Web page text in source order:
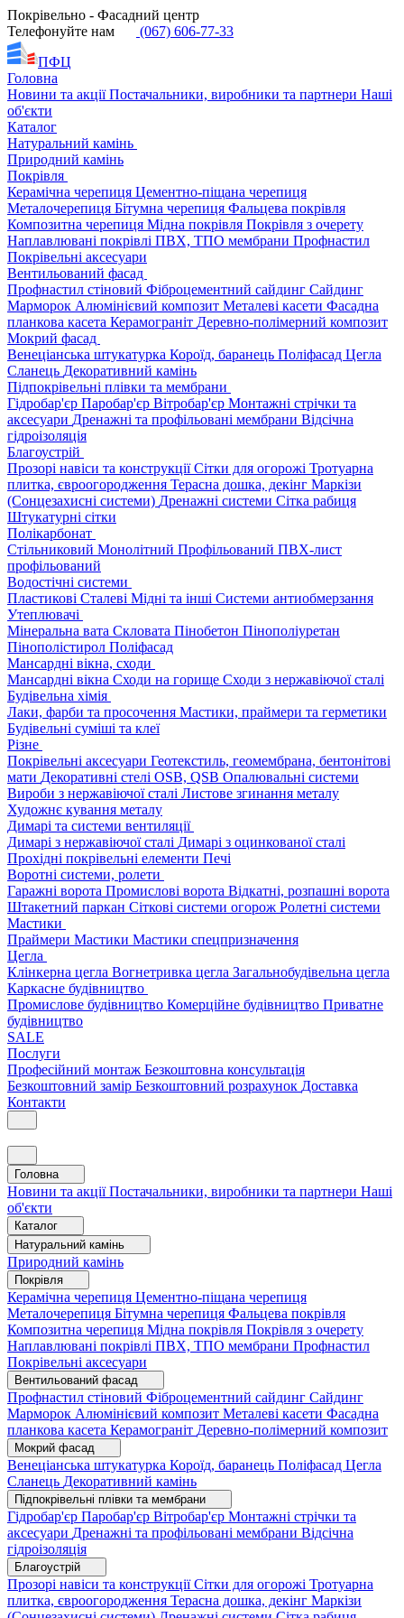
Покрівельно - Фасадний центр
Телефонуйте нам
(067) 606-77-33
ПФЦ
Головна
Новини та акціїПостачальники, виробники та партнери Наші
об'єкти
Каталог
Натуральний камінь
Природний камінь
Покрівля
Керамічна черепиця Цементно-піщана черепиця
Металочерепиця Бітумна черепиця Фальцева покрівля
Композитна черепиця Мідна покрівля Покрівля з очерету
Наплавлювані покрівлі ПВХ, ТПО мембрани Профнастил
Покрівельні аксесуари
Вентильований фасад
Профнастил стіновий Фіброцементний сайдинг Сайдинг
Марморок Алюмінієвий композит Металеві касети Фасадна
планкова касета Керамограніт Деревно-полімерний композит
Мокрий фасад
Венеціанська штукатурка Короїд, баранець Поліфасад Цегла
Сланець Декоративний камінь
Підпокрівельні плівки та мембрани
Гідробар'єр Паробар'єр Вітробар'єр Монтажні стрічки та
аксесуари Дренажні та профільовані мембрани Відсічна
гідроізоляція
Благоустрій
Прозорі навіси та конструкціїСітки для огорожі Тротуарна
плитка, євроогородження Терасна дошка, декінг Маркізи
(Сонцезахисні системи) Дренажні системи Сітка рабиця
Штукатурні сітки
Полікарбонат
Стільниковий Монолітний Профільований ПВХ-лист
профільований
Водостічні системи
Пластикові Сталеві Мідні та інші Системи антиобмерзання
Утеплювачі
Мінеральна вата Скловата Пінобетон Пінополіуретан
Пінополістирол Поліфасад
Мансардні вікна, сходи
Мансардні вікна Сходи на горище Сходи з нержавіючої сталі
Будівельна хімія
Лаки, фарби та просочення Мастики, праймери та герметики
Будівельні суміші та клеї
Різне
Покрівельні аксесуари Геотекстиль, геомембрана, бентонітові
мати Декоративні стелі OSB, QSB Опалювальні системи
Вироби з нержавіючої сталі Листове згинання металу
Художнє кування металу
Димарі та системи вентиляції
Димарі з нержавіючої сталі Димарі з оцинкованої сталі
Прохідні покрівельні елементи Печі
Воротні системи, ролети
Гаражні ворота Промислові ворота Відкатні, розпашні ворота
Штакетний паркан Сіткові системи огорож Ролетні системи
Мастики
Праймери Мастики Мастики спецпризначення
Цегла
Клінкерна цегла Вогнетривка цегла Загальнобудівельна цегла
Каркасне будівництво
Промислове будівництво Комерційне будівництво Приватне
будівництво
SALE
Послуги
Професійний монтаж Безкоштовна консультація
Безкоштовний замір Безкоштовний розрахунок Доставка
Контакти
Головна
Новини та акціїПостачальники, виробники та партнери Наші
об'єкти
Каталог
Натуральний камінь
Природний камінь
Покрівля
Керамічна черепиця Цементно-піщана черепиця
Металочерепиця Бітумна черепиця Фальцева покрівля
Композитна черепиця Мідна покрівля Покрівля з очерету
Наплавлювані покрівлі ПВХ, ТПО мембрани Профнастил
Покрівельні аксесуари
Вентильований фасад
Профнастил стіновий Фіброцементний сайдинг Сайдинг
Марморок Алюмінієвий композит Металеві касети Фасадна
планкова касета Керамограніт Деревно-полімерний композит
Мокрий фасад
Венеціанська штукатурка Короїд, баранець Поліфасад Цегла
Сланець Декоративний камінь
Підпокрівельні плівки та мембрани
Гідробар'єр Паробар'єр Вітробар'єр Монтажні стрічки та
аксесуари Дренажні та профільовані мембрани Відсічна
гідроізоляція
Благоустрій
Прозорі навіси та конструкціїСітки для огорожі Тротуарна
плитка, євроогородження Терасна дошка, декінг Маркізи